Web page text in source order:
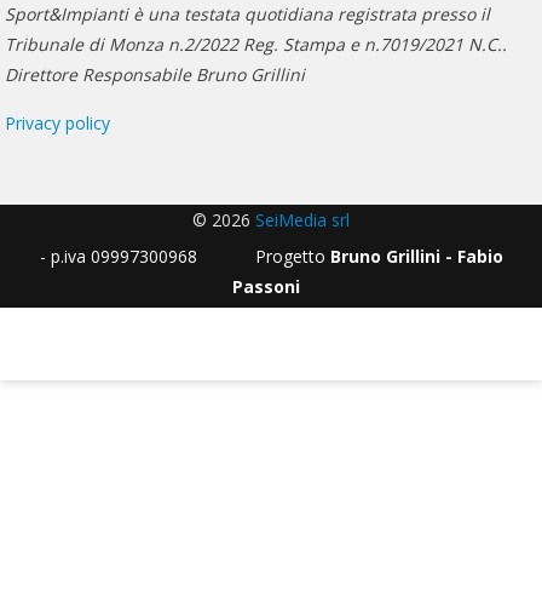
Sport&Impianti è una testata quotidiana registrata presso il
Tribunale di Monza n.2/2022 Reg. Stampa e n.7019/2021 N.C..
Direttore Responsabile Bruno Grillini
Privacy policy
© 2026 SeiMedia srl
- p.iva 09997300968 Progetto Bruno Grillini - Fabio
Passoni